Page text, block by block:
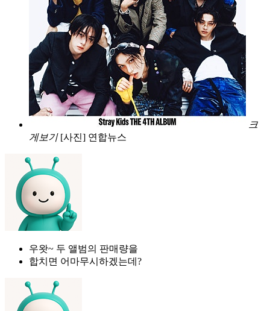
크
게보기 [사진] 연합뉴스
우왓~ 두 앨범의 판매량을
합치면 어마무시하겠는데?